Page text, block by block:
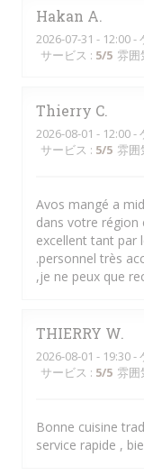
Hakan A
2026-07-31 - 12:00 -
サービス : 5/5 雰囲
Thierry C
2026-08-01 - 12:00 -
サービス : 5/5 雰囲
Avos mangé a
dans votre région
excellent tant par
.personnel très
,je ne peux que
THIERRY W
2026-08-01 - 19:30 -
サービス : 5/5 雰囲
Bonne cuisine
service rapide ,